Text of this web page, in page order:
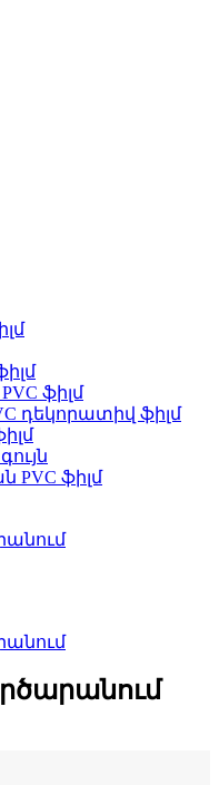
ֆիլմ
դեկորատիվ ֆիլմ
PVC ֆիլմ